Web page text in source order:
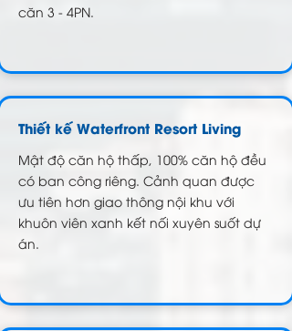
căn 3 - 4PN.
Thiết kế Waterfront Resort Living
Mật độ căn hộ thấp, 100% căn hộ đều
có ban công riêng. Cảnh quan được
ưu tiên hơn giao thông nội khu với
khuôn viên xanh kết nối xuyên suốt dự
án.